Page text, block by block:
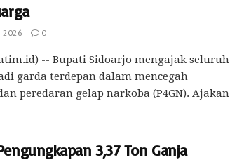
2026 0
-- Bupati Sidoarjo mengajak seluruh
garda terdepan dalam mencegah
peredaran gelap narkoba (P4GN). Ajakan
3,37 Ton Ganja